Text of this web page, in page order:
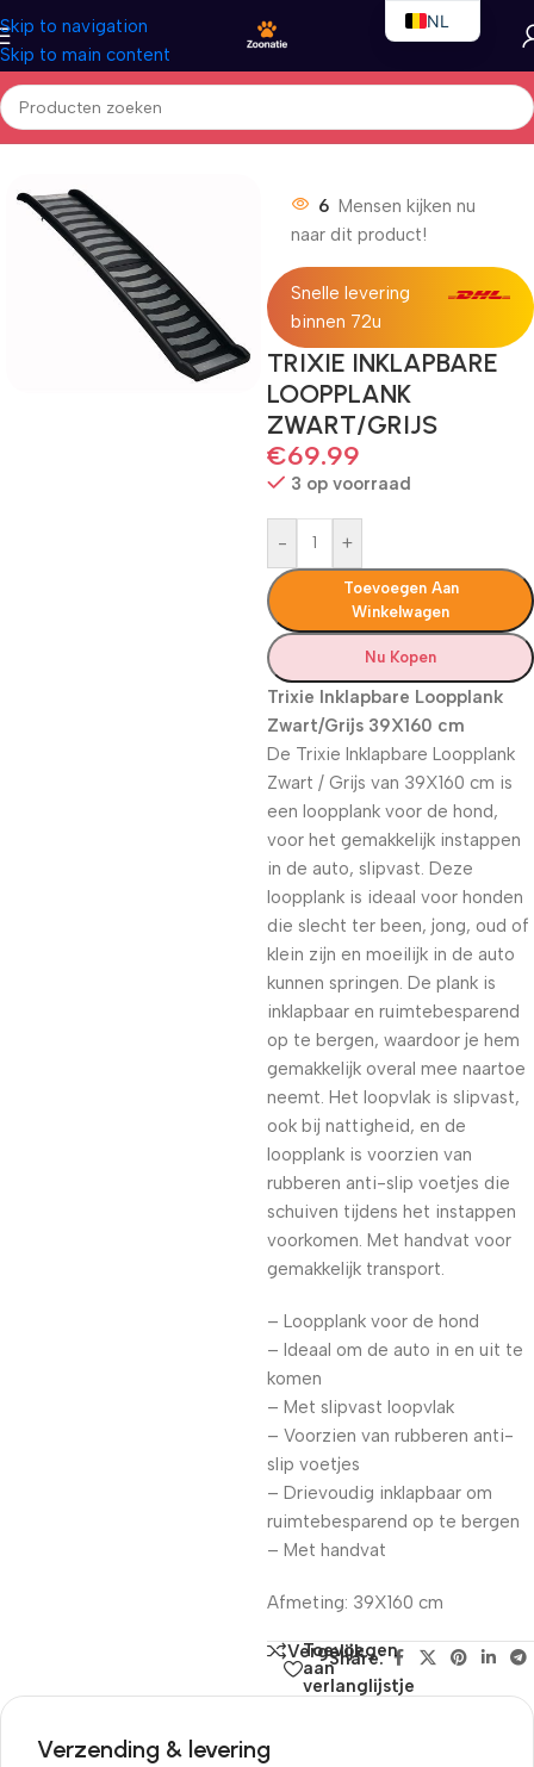
Skip to navigation
Skip to main content
Home/Honden/Outdoor
6 Mensen kijken nu
naar dit product!
Snelle levering
binnen 72u
TRIXIE INKLAPBARE
LOOPPLANK
ZWART/GRIJS
€69.99
3 op voorraad
- +
Toevoegen Aan
Winkelwagen
Nu Kopen
Trixie Inklapbare Loopplank
Zwart/Grijs 39X160 cm
De Trixie Inklapbare Loopplank
Zwart / Grijs van 39X160 cm is
een loopplank voor de hond,
voor het gemakkelijk instappen
in de auto, slipvast. Deze
loopplank is ideaal voor honden
die slecht ter been, jong, oud of
klein zijn en moeilijk in de auto
kunnen springen. De plank is
inklapbaar en ruimtebesparend
op te bergen, waardoor je hem
gemakkelijk overal mee naartoe
neemt. Het loopvlak is slipvast,
ook bij nattigheid, en de
loopplank is voorzien van
rubberen anti-slip voetjes die
schuiven tijdens het instappen
voorkomen. Met handvat voor
gemakkelijk transport.
– Loopplank voor de hond
– Ideaal om de auto in en uit te
komen
– Met slipvast loopvlak
– Voorzien van rubberen anti-
slip voetjes
– Drievoudig inklapbaar om
ruimtebesparend op te bergen
– Met handvat
Afmeting: 39X160 cm
Vergelijk
Toevoegen
aan
verlanglijstje
Share:
Verzending & levering
NL